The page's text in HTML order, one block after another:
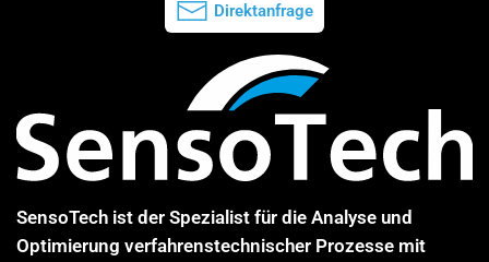
Direktanfrage
SensoTech ist der Spezialist für die Analyse und
Optimierung verfahrenstechnischer Prozesse mit